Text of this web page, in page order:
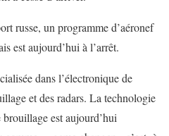
russe, un programme d’aéronef
est aujourd’hui à l’arrêt.
dans l’électronique de
et des radars. La technologie
brouillage est aujourd’hui